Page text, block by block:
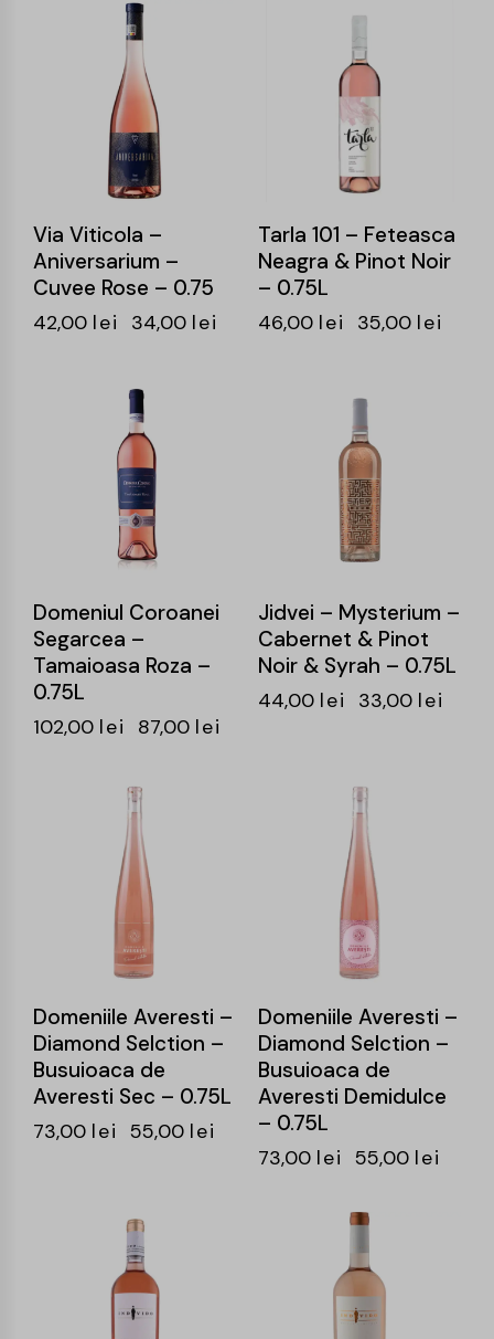
Via Viticola –
Aniversarium –
Cuvee Rose – 0.75
42,00 lei 34,00 lei
Tarla 101 – Feteasca
Neagra & Pinot Noir
– 0.75L
46,00 lei 35,00 lei
Domeniul Coroanei
Segarcea –
Tamaioasa Roza –
0.75L
102,00 lei 87,00 lei
Jidvei – Mysterium –
Cabernet & Pinot
Noir & Syrah – 0.75L
44,00 lei 33,00 lei
Domeniile Averesti –
Diamond Selction –
Busuioaca de
Averesti Sec – 0.75L
73,00 lei 55,00 lei
Domeniile Averesti –
Diamond Selction –
Busuioaca de
Averesti Demidulce
– 0.75L
73,00 lei 55,00 lei